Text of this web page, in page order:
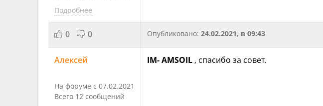
Подробнее
0 0 Опубликовано: 24.02.2021, в 09:43
Алексей
На форуме с 07.02.2021
Всего 12 сообщений
IM- AMSOIL , спасибо за совет.